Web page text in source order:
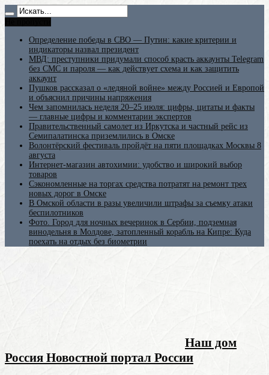
Определение победы в СВО — Путин: какие критерии и
индикаторы назвал президент
МВД: преступники придумали способ красть аккаунты Telegram
без СМС и пароля — как действует схема и как защитить
аккаунт
Пушков рассказал о «ледяной войне» между Россией и Европой
и объяснил причины напряжения
Чем запомнилась неделя 20–25 июля: цифры, цитаты и факты
— главные цифры и комментарии экспертов
Правительственный самолет из Иркутска и частный рейс из
Семипалатинска приземлились в Омске
Волонтёрский фестиваль пройдёт на пяти площадках Москвы 8
августа
Интернет-магазин автохимии: удобство и широкий выбор
товаров
Сэкономленные на торгах средства потратят на ремонт трех
новых дорог в Омске
В Омской области в разы увеличили штрафы за съемку атаки
беспилотников
Фото. Город для ночных вечеринок в Сербии, подземная
винодельня в Молдове, затопленный корабль на Кипре: Куда
поехать на отдых без биометрии
Наш дом
Россия Новостной портал России